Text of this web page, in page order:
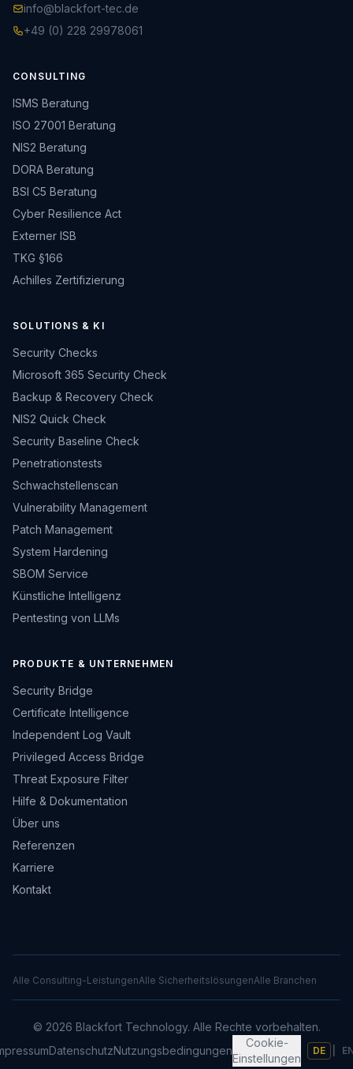
info@blackfort-tec.de
+49 (0) 228 29978061
CONSULTING
ISMS Beratung
ISO 27001 Beratung
NIS2 Beratung
DORA Beratung
BSI C5 Beratung
Cyber Resilience Act
Externer ISB
TKG §166
Achilles Zertifizierung
SOLUTIONS & KI
Security Checks
Microsoft 365 Security Check
Backup & Recovery Check
NIS2 Quick Check
Security Baseline Check
Penetrationstests
Schwachstellenscan
Vulnerability Management
Patch Management
System Hardening
SBOM Service
Künstliche Intelligenz
Pentesting von LLMs
PRODUKTE & UNTERNEHMEN
Security Bridge
Certificate Intelligence
Independent Log Vault
Privileged Access Bridge
Threat Exposure Filter
Hilfe & Dokumentation
Über uns
Referenzen
Karriere
Kontakt
Alle Consulting-LeistungenAlle SicherheitslösungenAlle Branchen
© 2026 Blackfort Technology. Alle Rechte vorbehalten.
DatenschutzNutzungsbedingungen
Cookie-
Einstellungen
DE